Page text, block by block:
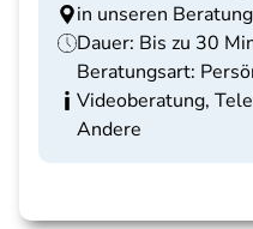
in unseren
Dauer: Bis zu 30
Beratungsart:
Videoberatung,
Andere